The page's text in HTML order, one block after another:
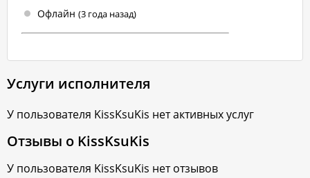
Офлайн (3 года назад)
Услуги исполнителя
У пользователя KissKsuKis нет активных услуг
Отзывы о KissKsuKis
У пользователя KissKsuKis нет отзывов